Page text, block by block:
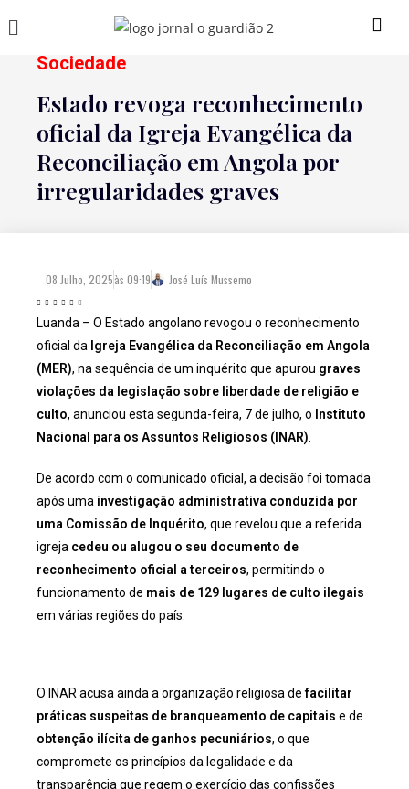
Sociedade
Estado revoga reconhecimento
oficial da Igreja Evangélica da
Reconciliação em Angola por
irregularidades graves
08 Julho, 2025às 09:19 José Luís Mussemo
Luanda – O Estado angolano revogou o reconhecimento
oficial da Igreja Evangélica da Reconciliação em Angola
(MER), na sequência de um inquérito que apurou graves
violações da legislação sobre liberdade de religião e
culto, anunciou esta segunda-feira, 7 de julho, o Instituto
Nacional para os Assuntos Religiosos (INAR)
De acordo com o comunicado oficial, a decisão foi tomada
após uma investigação administrativa conduzida por
uma Comissão de Inquérito, que revelou que a referida
igreja cedeu ou alugou o seu documento de
reconhecimento oficial a terceiros, permitindo o
funcionamento de mais de 129 lugares de culto ilegais
em várias regiões do país.
O INAR acusa ainda a organização religiosa defacilitar
práticas suspeitas de branqueamento de capitais e de
obtenção ilícita de ganhos pecuniários, o que
compromete os princípios da legalidade e da
transparência que regem o exercício das confissões